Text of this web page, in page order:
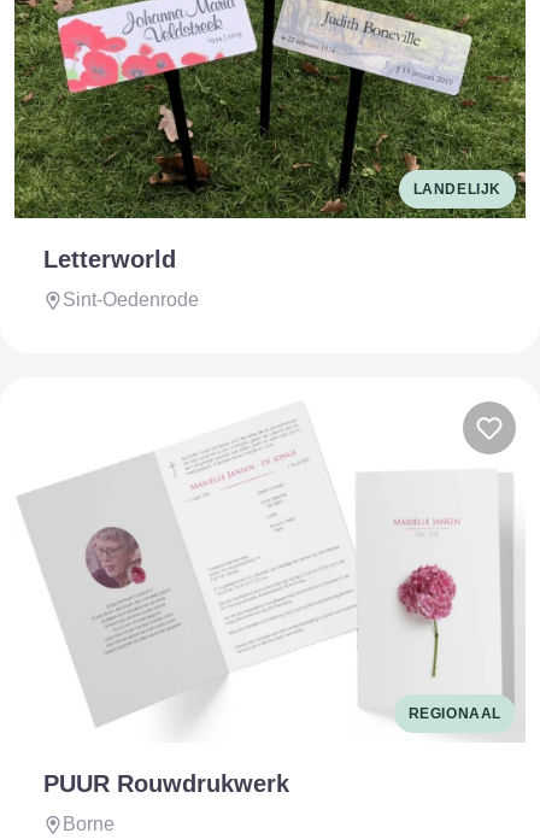
LANDELIJK
Letterworld
Sint-Oedenrode
REGIONAAL
PUUR Rouwdrukwerk
Borne